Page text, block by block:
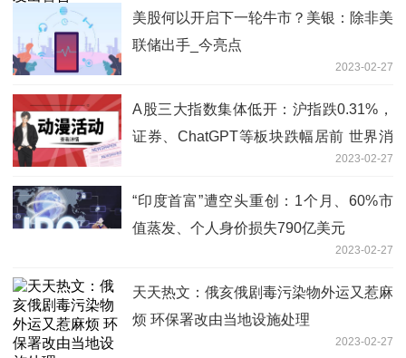
美股何以开启下一轮牛市？美银：除非美
联储出手_今亮点
2023-02-27
A股三大指数集体低开：沪指跌0.31%，
证券、ChatGPT等板块跌幅居前 世界消
2023-02-27
“印度首富”遭空头重创：1个月、60%市
值蒸发、个人身价损失790亿美元
2023-02-27
天天热文：俄亥俄剧毒污染物外运又惹麻
烦 环保署改由当地设施处理
2023-02-27